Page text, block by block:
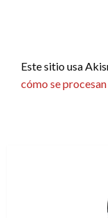
Este sitio usa
cómo se